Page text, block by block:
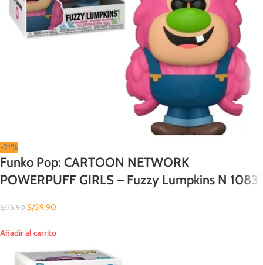
-21%
Funko Pop: CARTOON NETWORK
POWERPUFF GIRLS – Fuzzy Lumpkins N 1083
S/75.90 S/59.90
Añadir al carrito